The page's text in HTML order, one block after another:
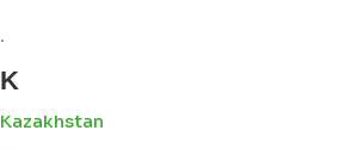
.
K
Kazakhstan